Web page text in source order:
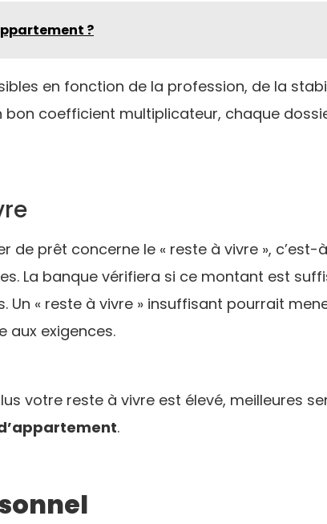
?
en fonction de la profession, de la
bon coefficient multiplicateur, chaque
de prêt concerne le « reste à vivre », c’est-
La banque vérifiera si ce montant est
« reste à vivre » insuffisant pourrait
aux exigences.
votre reste à vivre est élevé, meilleures
.